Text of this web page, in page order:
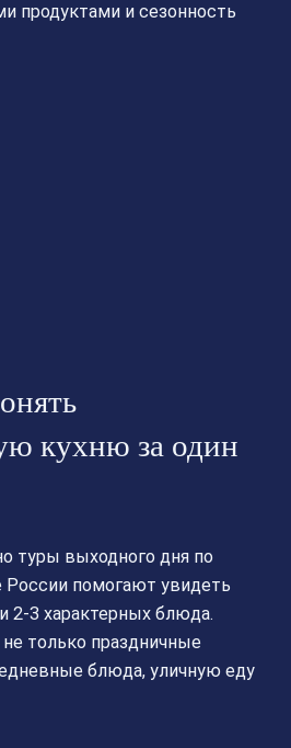
продуктами и сезонность
кухню за один
туры выходного дня по
России помогают увидеть
2-3 характерных блюда.
только праздничные
блюда, уличную еду